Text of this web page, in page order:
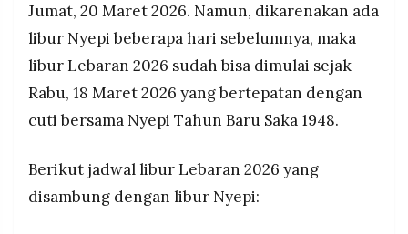
MEDIA
PRAMUDITA
©
-
PT.
MEDIA
PRAMUDITA
Natal, dengan cuti bersama tambahan pada 15
Mei, 28 Mei, dan 24 Desember
Jumat, 20 Maret 2026. Namun, dikarenakan ada
libur Nyepi beberapa hari sebelumnya, maka
libur Lebaran 2026 sudah bisa dimulai sejak
Rabu, 18 Maret 2026 yang bertepatan dengan
cuti bersama Nyepi Tahun Baru Saka 1948.
Berikut jadwal libur Lebaran 2026 yang
disambung dengan libur Nyepi: